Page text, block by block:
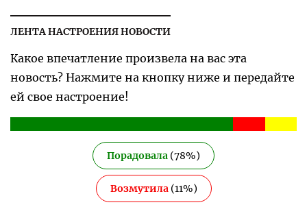
ЛЕНТА НАСТРОЕНИЯ НОВОСТИ
Какое впечатление произвела на вас эта
новость? Нажмите на кнопку ниже и передайте
ей свое настроение!
Порадовала (78%)
Возмутила(11%)